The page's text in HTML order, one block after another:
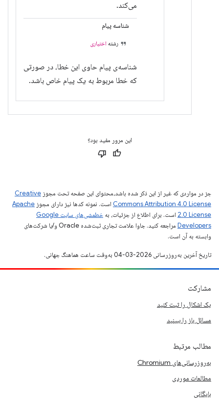
می‌کند.
شناسه پیام
رشته اختیاری
شناسه‌ی پیام حاوی این خطا، در صورتی
که خطا مربوط به یک پیام خاص باشد.
این مرور مفید بود؟
جز در مواردی که غیر از این ذکر شده باشد،‌محتوای این صفحه تحت مجوز Creative
Commons Attribution 4.0 License است. نمونه کدها نیز دارای مجوز Apache
2.0 License است. برای اطلاع از جزئیات، به
خطمشی‌های سایت Google
Developers‏
مراجعه کنید. جاوا علامت تجاری ثبت‌شده Oracle و/یا شرکت‌های
وابسته به آن است.
تاریخ آخرین به‌روزرسانی 2026-03-04 به‌وقت ساعت هماهنگ جهانی.
مشارکت
یک اشکال را ثبت کنید
مسائل باز را ببینید
مطالب مرتبط
به‌روزرسانی‌های Chromium
مطالعات موردی
بایگانی